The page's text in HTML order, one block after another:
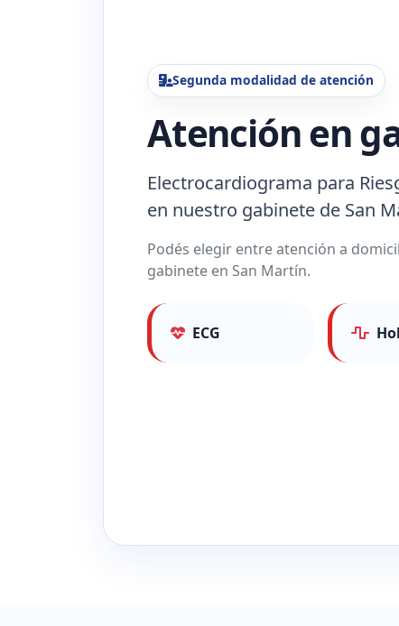
Segunda modalidad de atención
Atención en
Electrocardiograma para
en nuestro gabinete de San
Podés elegir entre atención a
gabinete en San Martín.
ECG